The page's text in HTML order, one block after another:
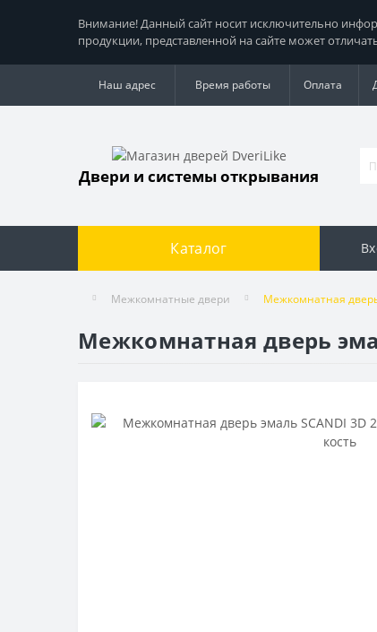
Внимание! Данный сайт носит исключительно
продукции, представленной на сайте может
Наш адрес Время работы Оплата
Двери и системы открывания
Каталог
Межкомнатные двери Межкомнатная
Межкомнатная дверь